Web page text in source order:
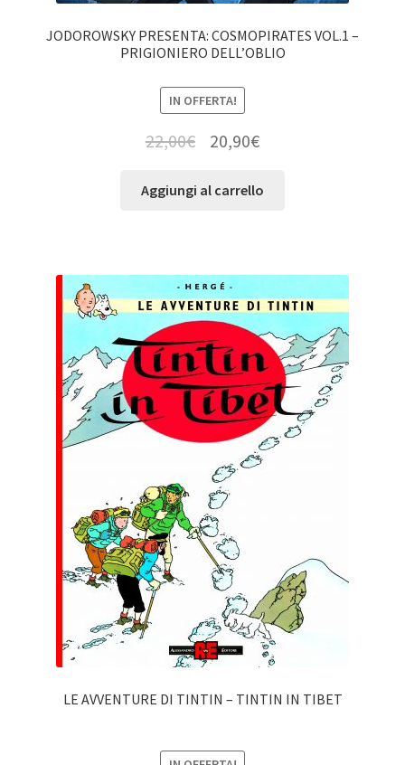
JODOROWSKY PRESENTA: COSMOPIRATES VOL.1 –
PRIGIONIERO DELL’OBLIO
IN OFFERTA!
22,00€ 20,90€
Aggiungi al carrello
LE AVVENTURE DI TINTIN – TINTIN IN TIBET